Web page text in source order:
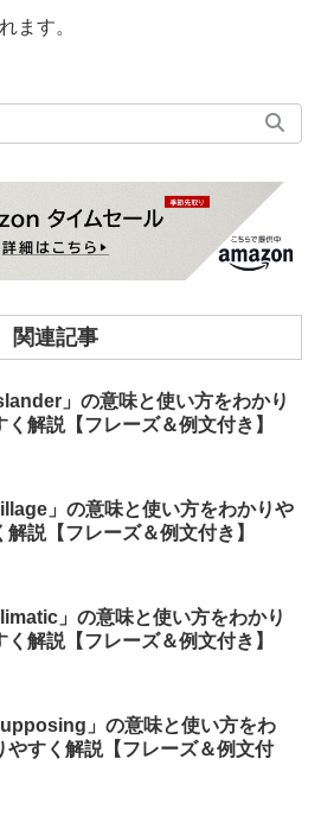
ます。
関連記事
」の意味と使い方をわかり
く解説【フレーズ＆例文付き】
」の意味と使い方をわかりや
解説【フレーズ＆例文付き】
」の意味と使い方をわかり
く解説【フレーズ＆例文付き】
」の意味と使い方をわ
やすく解説【フレーズ＆例文付